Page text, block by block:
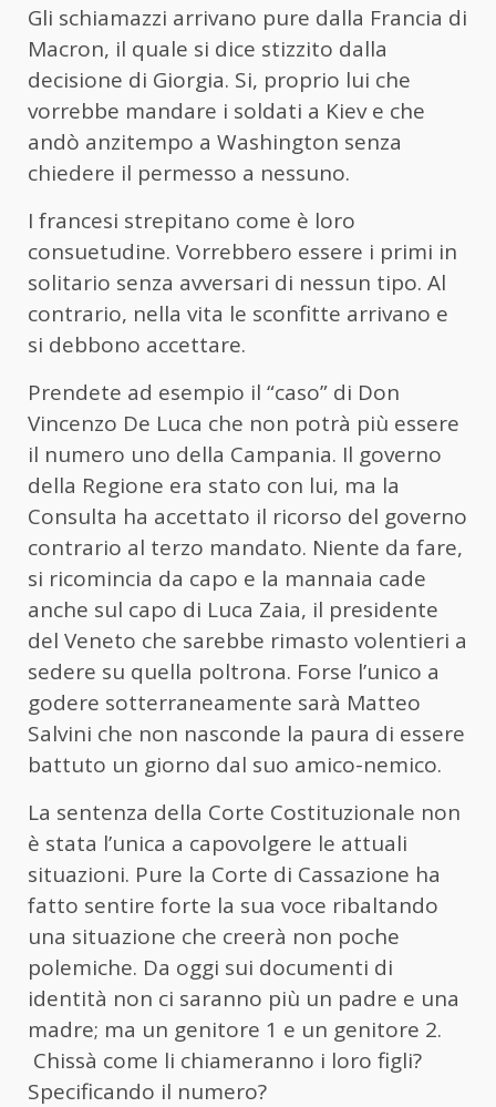
Gli schiamazzi arrivano pure dalla Francia di
Macron, il quale si dice stizzito dalla
decisione di Giorgia. Si, proprio lui che
vorrebbe mandare i soldati a Kiev e che
andò anzitempo a Washington senza
chiedere il permesso a nessuno.
I francesi strepitano come è loro
consuetudine. Vorrebbero essere i primi in
solitario senza avversari di nessun tipo. Al
contrario, nella vita le sconfitte arrivano e
si debbono accettare.
Prendete ad esempio il “caso” di Don
Vincenzo De Luca che non potrà più essere
il numero uno della Campania. Il governo
della Regione era stato con lui, ma la
Consulta ha accettato il ricorso del governo
contrario al terzo mandato. Niente da fare,
si ricomincia da capo e la mannaia cade
anche sul capo di Luca Zaia, il presidente
del Veneto che sarebbe rimasto volentieri a
sedere su quella poltrona. Forse l’unico a
godere sotterraneamente sarà Matteo
Salvini che non nasconde la paura di essere
battuto un giorno dal suo amico-nemico.
La sentenza della Corte Costituzionale non
è stata l’unica a capovolgere le attuali
situazioni. Pure la Corte di Cassazione ha
fatto sentire forte la sua voce ribaltando
una situazione che creerà non poche
polemiche. Da oggi sui documenti di
identità non ci saranno più un padre e una
madre; ma un genitore 1 e un genitore 2.
Chissà come li chiameranno i loro figli?
Specificando il numero?